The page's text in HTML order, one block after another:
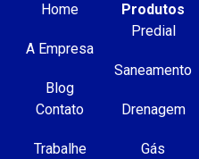
Home
A Empresa
Blog
Contato
Trabalhe
Produtos
Predial
Saneamento
Drenagem
Gás